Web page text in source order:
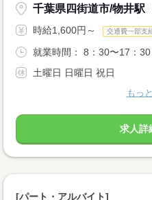
千葉県四街道市/物井駅
時給1,600円～ 交通費一部支
就業時間： 8：30〜17：30
土曜日 日曜日 祝日
もっ
求人詳
[パート・アルバイト]